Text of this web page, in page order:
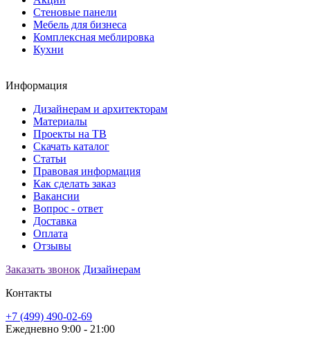
Стеновые панели
Мебель для бизнеса
Комплексная меблировка
Кухни
Информация
Дизайнерам и архитекторам
Материалы
Проекты на ТВ
Скачать каталог
Статьи
Правовая информация
Как сделать заказ
Вакансии
Вопрос - ответ
Доставка
Оплата
Отзывы
Заказать звонок Дизайнерам
Контакты
+7 (499) 490-02-69
Ежедневно 9:00 - 21:00